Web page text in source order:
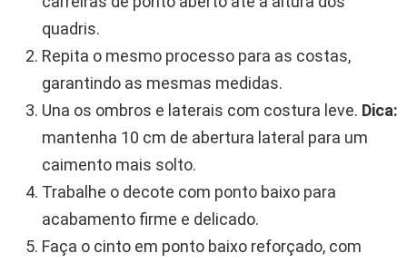
quadris.
Repita o mesmo processo para as costas,
garantindo as mesmas medidas.
Una os ombros e laterais com costura leve. Dica:
mantenha 10 cm de abertura lateral para um
caimento mais solto.
Trabalhe o decote com ponto baixo para
acabamento firme e delicado.
Faça o cinto em ponto baixo reforçado, com